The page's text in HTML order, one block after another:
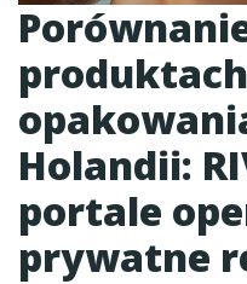
Holandii:
portale
prywatne